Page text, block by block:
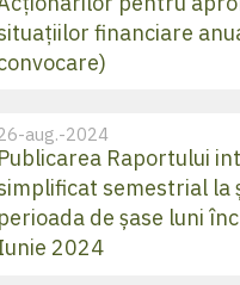
financiare
aug.-2024
Publicarea Raportului
semestrial la
perioada de șase luni
2024